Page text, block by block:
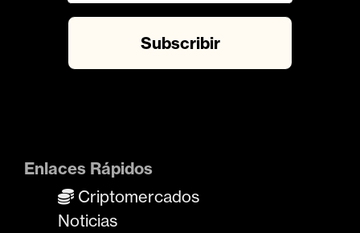
Enlaces Rápidos
Criptomercados
Noticias